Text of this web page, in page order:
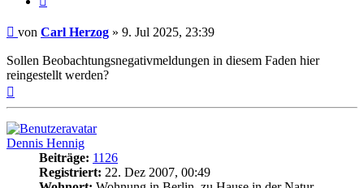
Beitrag
von Carl Herzog » 9. Jul 2025, 23:39
Sollen Beobachtungsnegativmeldungen in diesem Faden hier
reingestellt werden?
Dennis Hennig
Beiträge: 1126
Registriert: 22. Dez 2007, 00:49